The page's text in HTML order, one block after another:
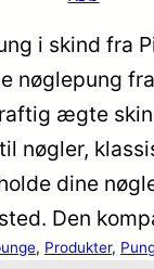
i skind fra
nøglepung
ægte
nøgler,
dine
Den
, Produkter,